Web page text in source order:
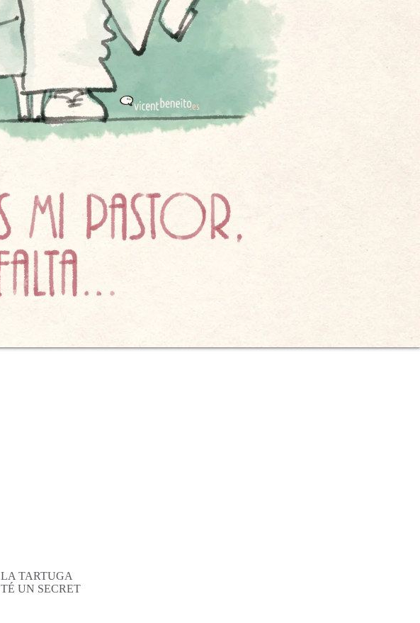
LA TARTUGA
TÉ UN SECRET